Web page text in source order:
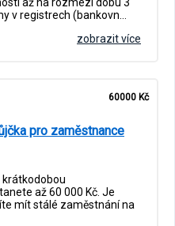
v registrech (bankovn…
zobrazit více
60000 Kč
pro zaměstnance
krátkodobou
až 60 000 Kč. Je
mít stálé zaměstnání na